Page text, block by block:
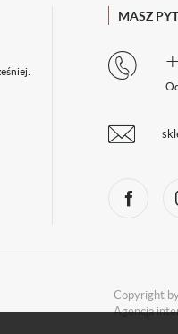
MASZ
Copyright
Agencja